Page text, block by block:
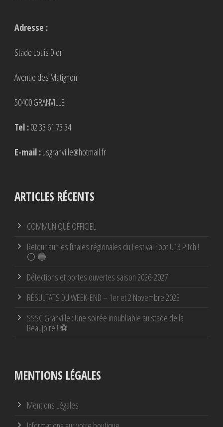
Adresse :
Stade Louis Dior
Avenue des Matignon
50400 GRANVILLE
Tel :02 33 61 73 34
E-mail :usgranville@hotmail.fr
ARTICLES RÉCENTS
COMMUNIQUÉ OFFICIEL
Retour sur les finales régionales du Festival Foot U13 Pitch !
⚪ 🔵
Détections et portes ouvertes saison 2026-2027
RÉSULTATS DU WEEK-END – 1er et 2 Novembre 2025
SSSC Granville : Une soirée inoubliable au stade de la
Beaujoire ! ⚽
MENTIONS LÉGALES
Mentions Légales